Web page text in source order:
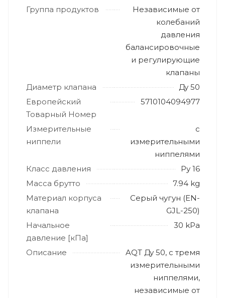
Группа продуктов
Независимые от
колебаний
давления
балансировочные
и регулирующие
клапаны
Диаметр клапана
Ду 50
Европейский
Товарный Номер
5710104094977
Измерительные
ниппели
с
измерительными
ниппелями
Класс давления
Ру 16
Масса брутто
7.94 kg
Материал корпуса
клапана
Серый чугун (EN-
GJL-250)
Начальное
давление [кПа]
30 kPa
Описание
AQT Ду 50, с тремя
измерительными
ниппелями,
независимые от